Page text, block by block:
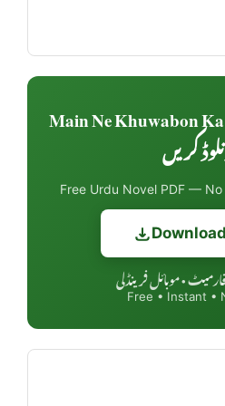
Main Ne Khuwabon
کریں
Free Urdu Novel PDF —
Free • Instant •